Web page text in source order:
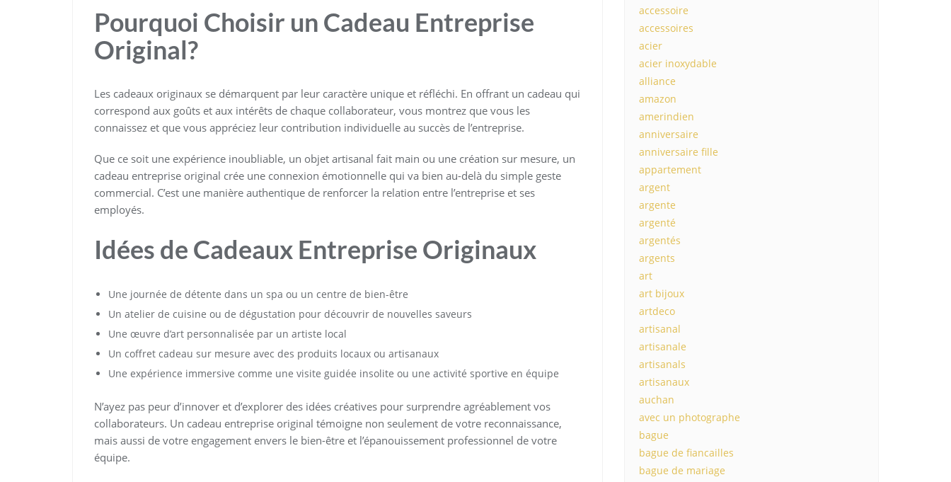
Pourquoi Choisir un Cadeau Entreprise
Original?
Les cadeaux originaux se démarquent par leur caractère unique et réfléchi. En offrant un cadeau qui
correspond aux goûts et aux intérêts de chaque collaborateur, vous montrez que vous les
connaissez et que vous appréciez leur contribution individuelle au succès de l’entreprise.
Que ce soit une expérience inoubliable, un objet artisanal fait main ou une création sur mesure, un
cadeau entreprise original crée une connexion émotionnelle qui va bien au-delà du simple geste
commercial. C’est une manière authentique de renforcer la relation entre l’entreprise et ses
employés.
Idées de Cadeaux Entreprise Originaux
Une journée de détente dans un spa ou un centre de bien-être
Un atelier de cuisine ou de dégustation pour découvrir de nouvelles saveurs
Une œuvre d’art personnalisée par un artiste local
Un coffret cadeau sur mesure avec des produits locaux ou artisanaux
Une expérience immersive comme une visite guidée insolite ou une activité sportive en équipe
N’ayez pas peur d’innover et d’explorer des idées créatives pour surprendre agréablement vos
collaborateurs. Un cadeau entreprise original témoigne non seulement de votre reconnaissance,
mais aussi de votre engagement envers le bien-être et l’épanouissement professionnel de votre
équipe.
accessoire
accessoires
acier
acier inoxydable
alliance
amazon
amerindien
anniversaire
anniversaire fille
appartement
argent
argente
argenté
argentés
argents
art
art bijoux
artdeco
artisanal
artisanale
artisanals
artisanaux
auchan
avec un photographe
bague
bague de fiancailles
bague de mariage